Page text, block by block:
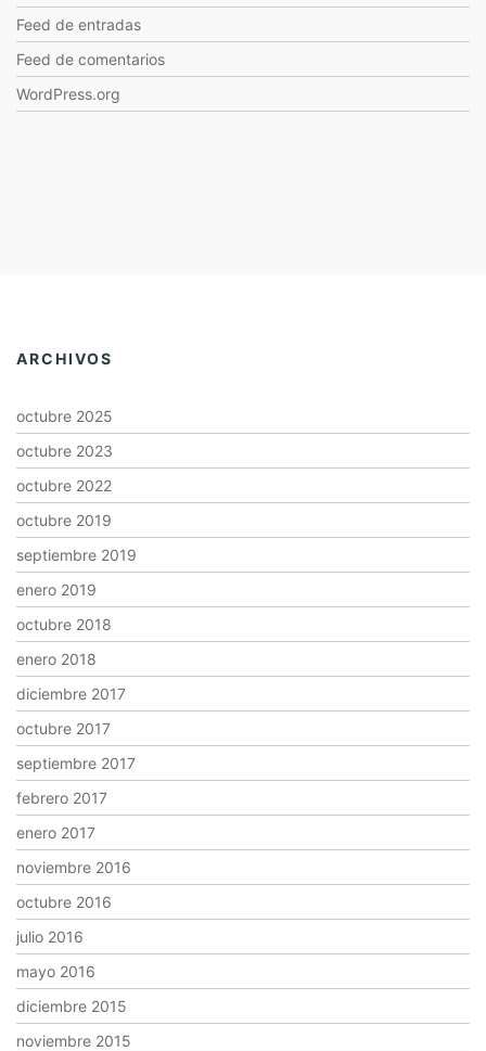
Feed de entradas
Feed de comentarios
WordPress.org
ARCHIVOS
octubre 2025
octubre 2023
octubre 2022
octubre 2019
septiembre 2019
enero 2019
octubre 2018
enero 2018
diciembre 2017
octubre 2017
septiembre 2017
febrero 2017
enero 2017
noviembre 2016
octubre 2016
julio 2016
mayo 2016
diciembre 2015
noviembre 2015